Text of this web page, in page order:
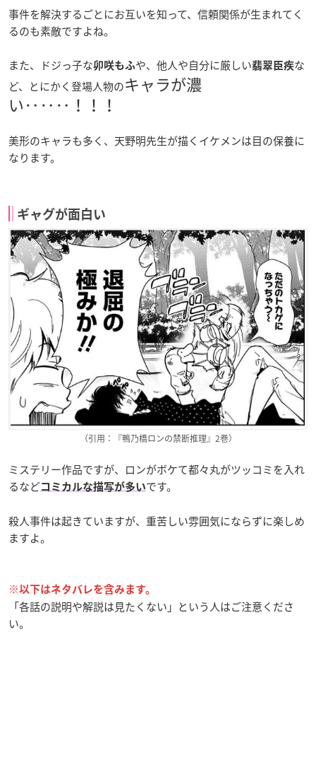
事件を解決するごとにお互いを知って、信頼関係が生まれてく
るのも素敵ですよね。
また、ドジっ子な卯咲もふや、他人や自分に厳しい翡翠臣疾な
ど、とにかく登場人物のキャラが濃
い‥‥‥！！！
美形のキャラも多く、天野明先生が描くイケメンは目の保養に
なります。
ギャグが面白い
（引用：『鴨乃橋ロンの禁断推理』2巻）
ミステリー作品ですが、ロンがボケて都々丸がツッコミを入れ
るなどコミカルな描写が多いです。
殺人事件は起きていますが、重苦しい雰囲気にならずに楽しめ
ますよ。
※以下はネタバレを含みます。
「各話の説明や解説は見たくない」という人はご注意くださ
い。